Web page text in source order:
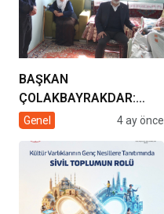
BAŞKAN
ÇOLAKBAYRAKDAR:
“EVDE SAĞLIK
GÖNÜLLERE
DOKUNUYORUZ”
Genel 4 ay önce